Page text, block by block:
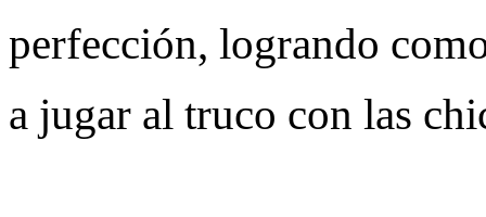
perfección, logrando
a jugar al truco con las